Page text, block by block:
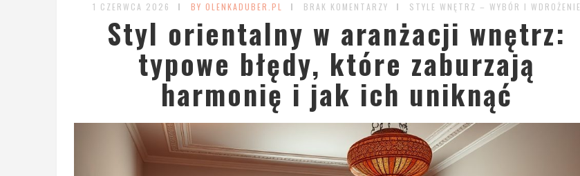
1 CZERWCA 2026 BY OLENKADUBER.PL BRAK KOMENTARZY STYLE WNĘTRZ – WYBÓR I WDROŻENIE
Styl orientalny w aranżacji wnętrz:
typowe błędy, które zaburzają
harmonię i jak ich uniknąć